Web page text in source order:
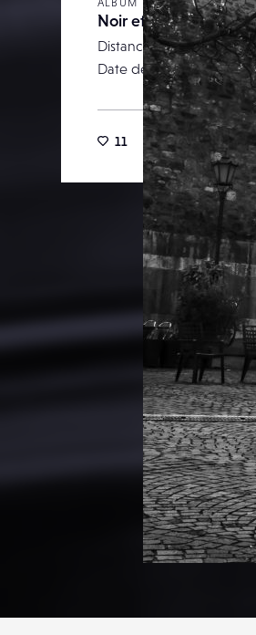
ALBUM
Noir et Blanc
Distance focale
Date de publication
11 28